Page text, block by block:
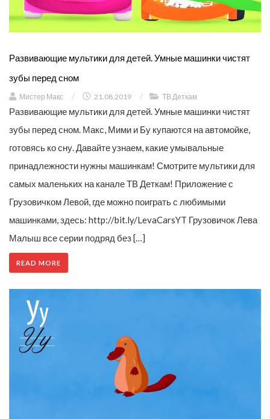
Развивающие мультики для детей. Умные машинки чистят
зубы перед сном
Мистер Макс / 21.08.2019 / ТВ Деткам
Развивающие мультики для детей. Умные машинки чистят
зубы перед сном. Макс, Мими и Бу купаются на автомойке,
готовясь ко сну. Давайте узнаем, какие умывальные
принадлежности нужны машинкам! Смотрите мультики для
самых маленьких на канале ТВ Деткам! Приложение с
Грузовичком Левой, где можно поиграть с любимыми
машинками, здесь: http://bit.ly/LevaCarsYT Грузовичок Лева
Малыш все серии подряд без […]
READ MORE